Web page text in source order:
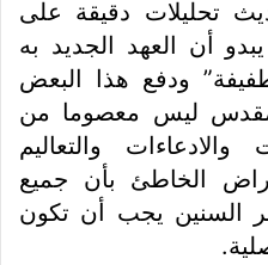
تحليلات دقيقة على
أن العهد الجديد به
ودفع هذا البعض
ليس معصوما من
والتعاليم
الخاطئ بأن جميع
السنين يجب أن تكون